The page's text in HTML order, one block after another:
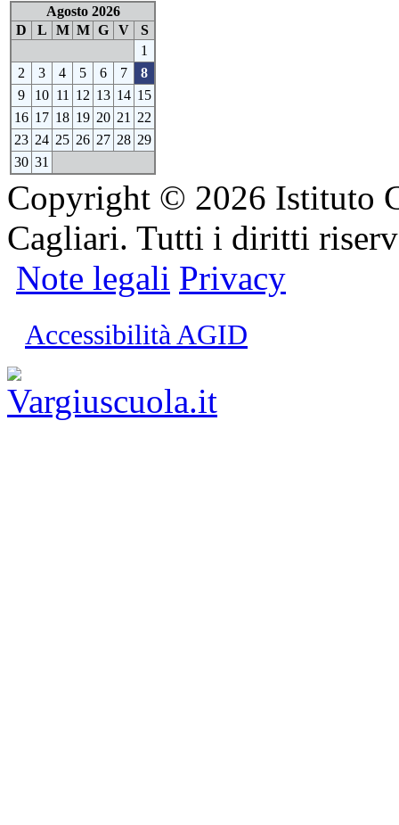
Agosto 2026
D
L M M G V
S
1
2
3 4 5 6 7
8
9
10 11 12 13 14 15
16 17 18 19 20 21
22
23 24 25 26 27 28 29
30 31
Copyright © 2026 Istituto
Cagliari. Tutti i diritti
Note legali Privacy
Accessibilità AGID